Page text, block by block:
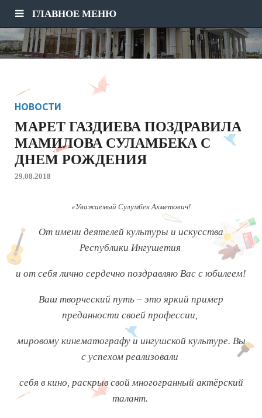
ГЛАВНОЕ МЕНЮ
НОВОСТИ
МАРЕТ ГАЗДИЕВА ПОЗДРАВИЛА
МАМИЛОВА СУЛАМБЕКА С
ДНЕМ РОЖДЕНИЯ
29.08.2018
«Уважаемый Сулумбек Ахметович!
От имени деятелей культуры и искусства
Республики Ингушетия
и от себя лично сердечно поздравляю Вас с юбилеем!
Ваш творческий путь – это яркий пример
преданности своей профессии,
мировому кинематографу и ингушской культуре. Вы
с успехом реализовали
себя в кино, раскрыв свой многогранный актёрский
талант.